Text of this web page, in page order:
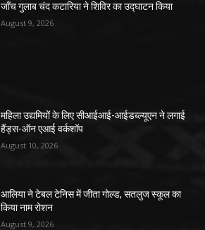
जाँच गुलाब चंद कटारिया ने शिविर का उद्घाटन किया
August 9, 2026
महिला उद्यमियों के लिए सीआईआई-आईडब्ल्यूएन ने लगाई
हैंड्स-ऑन एआई वर्कशॉप
August 10, 2026
आलिया ने टेबल टेनिस में जीता गोल्ड, सतलुज स्कूल का
किया नाम रोशन
August 9, 2026